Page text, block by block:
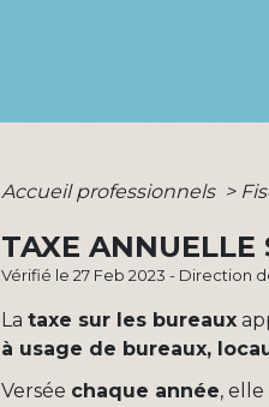
Accueil professionnels >
TAXE ANNUELLE
Vérifié le 27 Feb 2023 - Direction
Lataxe sur les bureaux
à usage de bureaux,
Versée chaque année,